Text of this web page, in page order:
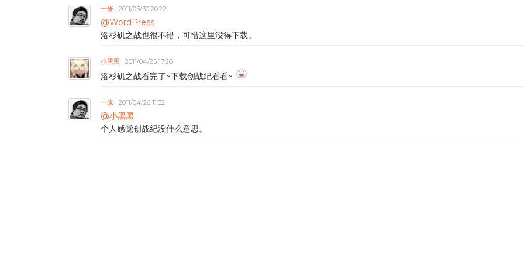
一米 2011/03/30 20:22
@WordPress
洛杉矶之战也很不错，可惜这里没得下载。
小黑黑 2011/04/25 17:26
洛杉矶之战看完了~下载创战纪看看~
一米 2011/04/26 11:32
@小黑黑
个人感觉创战纪没什么意思。